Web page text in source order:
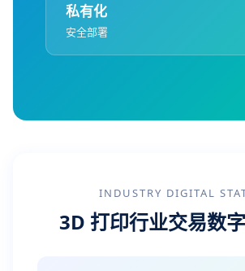
私有化
安全部署
INDUSTRY DIGITAL
3D 打印行业交易数